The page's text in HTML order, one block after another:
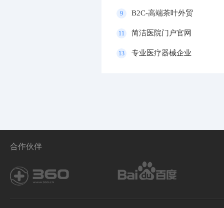
9 B2C-高端茶叶外贸
11 简洁医院门户官网
13 专业医疗器械企业
合作伙伴